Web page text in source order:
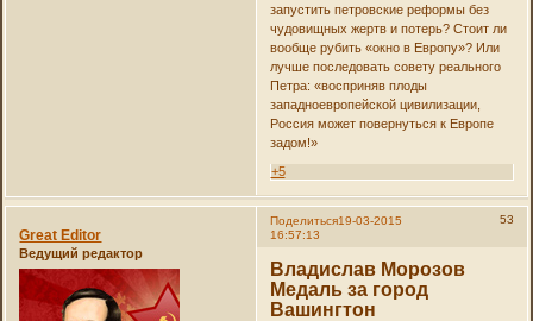
запустить петровские реформы без
чудовищных жертв и потерь? Стоит ли
вообще рубить «окно в Европу»? Или
лучше последовать совету реального
Петра: «восприняв плоды
западноевропейской цивилизации,
Россия может повернуться к Европе
задом!»
+5
Поделиться 53
19-03-2015
16:57:13
Great Editor
Ведущий редактор
Владислав Морозов
Медаль за город
Вашингтон